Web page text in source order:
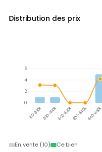
Distribution des prix
360-380k380-400k400-420k420-440k440-460k
6
4
2
0
En vente (10) Ce bien